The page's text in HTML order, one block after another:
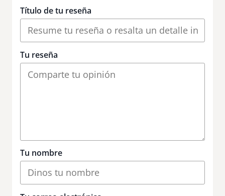
Título de tu reseña
Tu reseña
Tu nombre